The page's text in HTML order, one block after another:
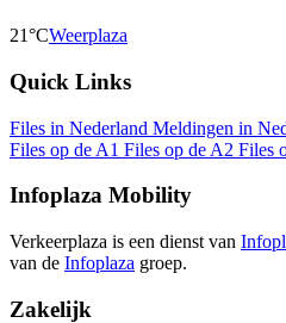
21°CWeerplaza
Quick Links
Files in Nederland Meldingen in
Files op de A1 Files op de A2 Files
Infoplaza Mobility
Verkeerplaza is een dienst van
van de Infoplaza groep.
Zakelijk